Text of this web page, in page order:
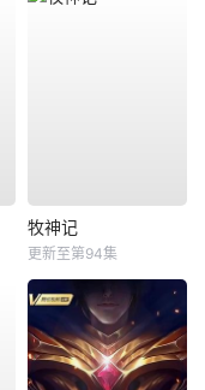
牧神记
更新至第94集